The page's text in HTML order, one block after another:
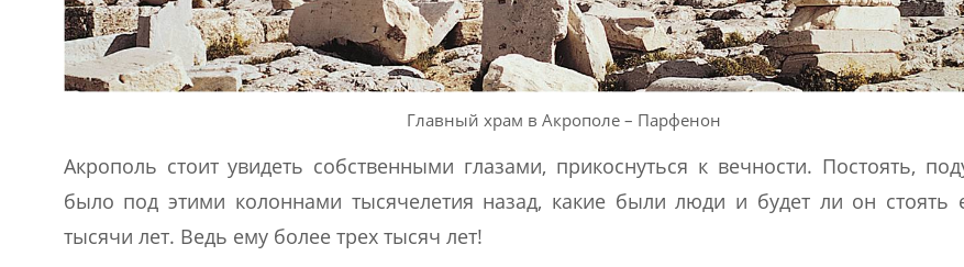
Главный храм в Акрополе – Парфенон
Акрополь стоит увидеть собственными глазами, прикоснуться к вечности. Постоять,
было под этими колоннами тысячелетия назад, какие были люди и будет ли он стоять
тысячи лет. Ведь ему более трех тысяч лет!